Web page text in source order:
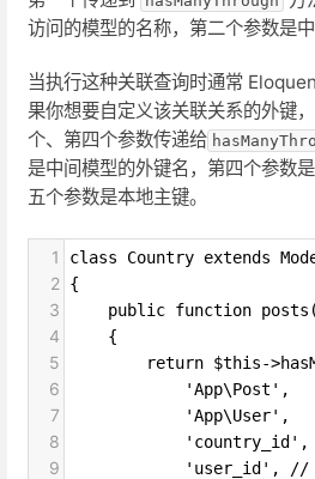
访问的模型的名称，第二个参数是中
当执行这种关联查询时通常
果你想要自定义该关联关系的外键
个、第四个参数传递给
是中间模型的外键名，第四个参数
五个参数是本地主键。
1 class Country extends
2 {
3
public function
4
    {
5
return $this-
6
            'App\Post',
7
            'App\User',
8
'country_id',
9
'user_id', //